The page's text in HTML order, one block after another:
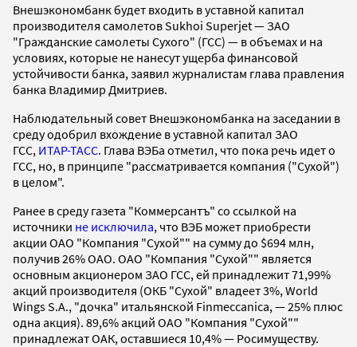
Внешэкономбанк будет входить в уставной капитал
производителя самолетов Sukhoi Superjet — ЗАО
"Гражданские самолеты Сухого" (ГСС) — в объемах и на
условиях, которые не нанесут ущерба финансовой
устойчивости банка, заявил журналистам глава правления
банка Владимир Дмитриев.
Наблюдательный совет Внешэкономбанка на заседании в
среду одобрил вхождение в уставной капитал ЗАО
ГСС, ИТАР-ТАСС. Глава ВЭБа отметил, что пока речь идет о
ГСС, но, в принципе "рассматривается компания ("Сухой")
в целом".
Ранее в среду газета "Коммерсантъ" со ссылкой на
источники не исключила, что ВЭБ может приобрести
акции ОАО "Компания "Сухой"" на сумму до $694 млн,
получив 26% ОАО. ОАО "Компания "Сухой"" является
основным акционером ЗАО ГСС, ей принадлежит 71,99%
акций производителя (ОКБ "Сухой" владеет 3%, World
Wings S.A., "дочка" итальянской Finmeccanica, — 25% плюс
одна акция). 89,6% акций ОАО "Компания "Сухой""
принадлежат ОАК, оставшиеся 10,4% — Росимуществу.